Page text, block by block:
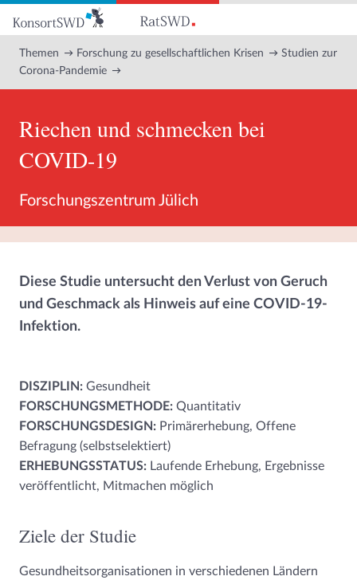
Hauptinhalt
Themen Forschung zu gesellschaftlichen Krisen
Studien zur
Corona-Pandemie
Riechen und schmecken bei
COVID-19
Forschungszentrum Jülich
Diese Studie untersucht den Verlust von Geruch
und Geschmack als Hinweis auf eine COVID-19-
Infektion.
DISZIPLIN: Gesundheit
FORSCHUNGSMETHODE: Quantitativ
FORSCHUNGSDESIGN: Primärerhebung, Offene
Befragung (selbstselektiert)
ERHEBUNGSSTATUS: Laufende Erhebung, Ergebnisse
veröffentlicht, Mitmachen möglich
Ziele der Studie
Gesundheitsorganisationen in verschiedenen Ländern